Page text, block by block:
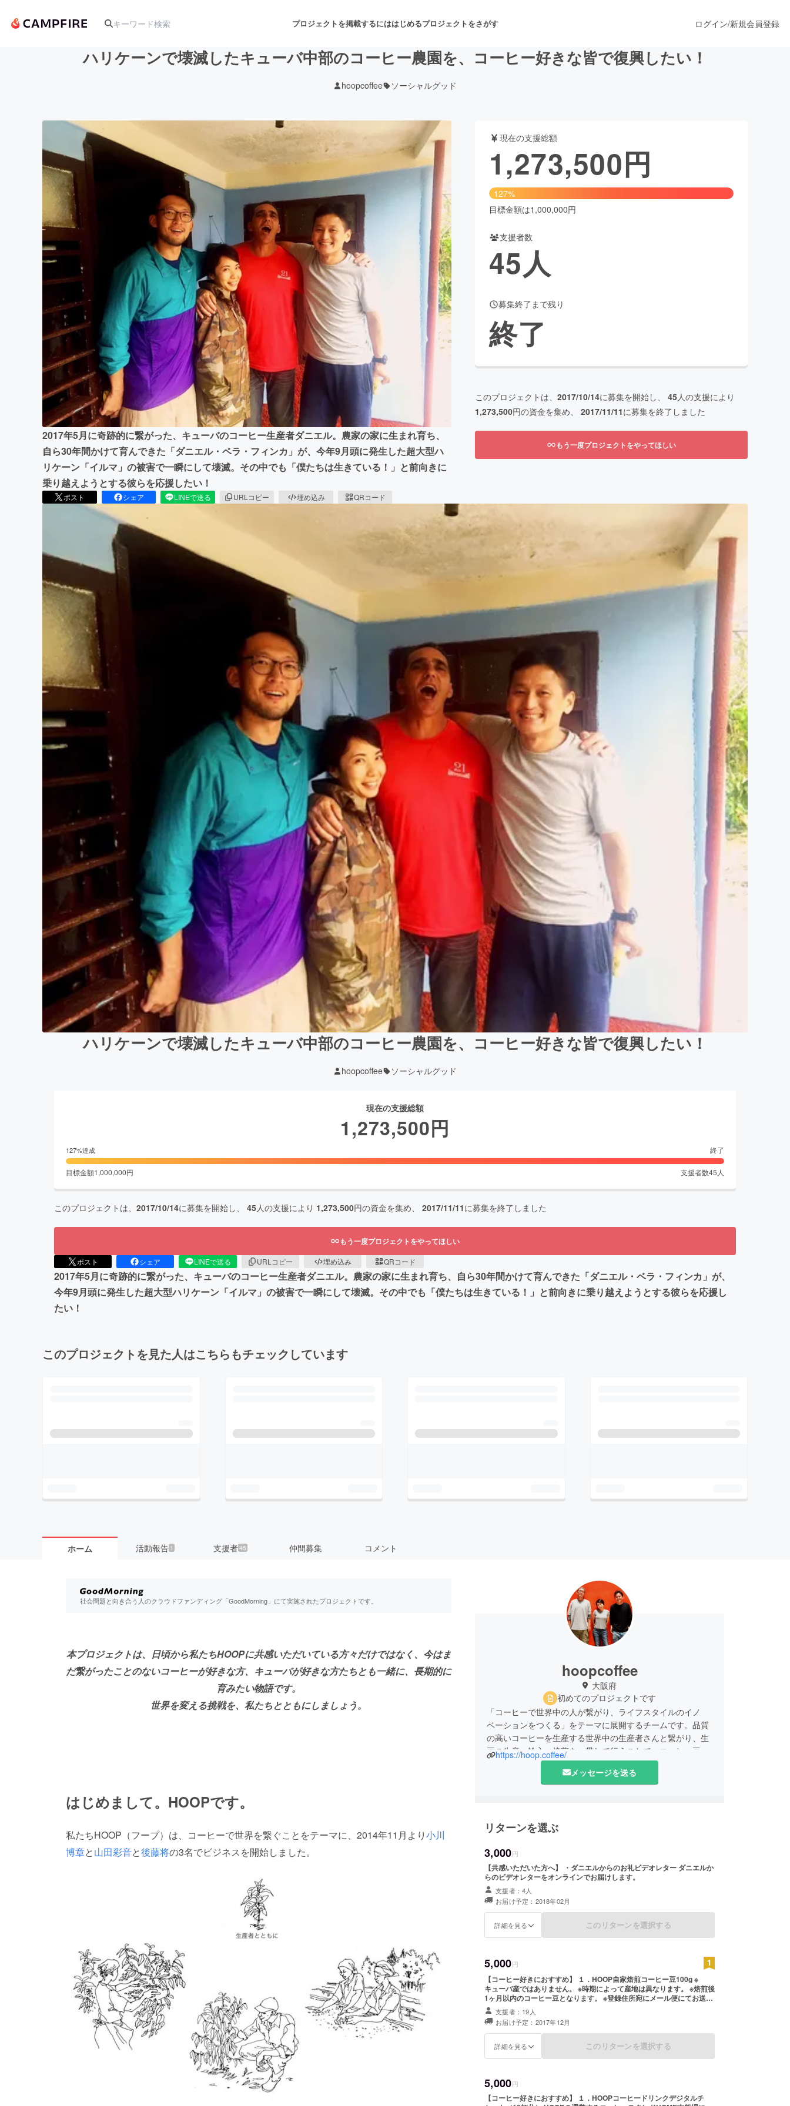
プロジェクトを掲載するにははじめるプロジェクトをさがす
アート・写真 舞台・パフォーマンス
テクノロジー・ガジェット ゲーム・サービス開発 フード・飲食店 ファッション
書籍・雑誌出版 アニメ・漫画
ビジネス・起業 チャレンジ ビューティー・ヘルスケア
まちづくり・地域活性化
CAMPFIRE for Social Good
CAMPFIRE Creation
CAMPFIREふるさと納税
machi-ya
ログイン/新規会員登録
ハリケーンで壊滅したキューバ中部のコーヒー農園を、コーヒー好きな皆で復興したい！
hoopcoffee ソーシャルグッド
2017年5月に奇跡的に繋がった、キューバのコーヒー生産者ダニエル。農家の家に生まれ育ち、
自ら30年間かけて育んできた「ダニエル・ベラ・フィンカ」が、今年9月頭に発生した超大型ハ
リケーン「イルマ」の被害で一瞬にして壊滅。その中でも「僕たちは生きている！」と前向きに
乗り越えようとする彼らを応援したい！
ポスト シェア LINEで送る URLコピー 埋め込み QRコード
現在の支援総額
1,273,500円
127%
目標金額は1,000,000円
支援者数
45人
募集終了まで残り
終了
このプロジェクトは、 2017/10/14に募集を開始し、 45人の支援により
1,273,500円の資金を集め、 2017/11/11に募集を終了しました
もう一度プロジェクトをやってほしい
ハリケーンで壊滅したキューバ中部のコーヒー農園を、コーヒー好きな皆で復興したい！
hoopcoffee ソーシャルグッド
現在の支援総額
1,273,500円
127%達成 終了
目標金額1,000,000円 支援者数45 人
このプロジェクトは、 2017/10/14に募集を開始し、 45人の支援により 1,273,500円の資金を集め、 2017/11/11に募集を終了しました
もう一度プロジェクトをやってほしい
ポスト シェア LINEで送る URLコピー 埋め込み QRコード
2017年5月に奇跡的に繋がった、キューバのコーヒー生産者ダニエル。農家の家に生まれ育ち、自ら30年間かけて育んできた「ダニエル・ベラ・フィンカ」が、
今年9月頭に発生した超大型ハリケーン「イルマ」の被害で一瞬にして壊滅。その中でも「僕たちは生きている！」と前向きに乗り越えようとする彼らを応援し
たい！
このプロジェクトを見た人はこちらもチェックしています
ホーム 活動報告 1 支援者45 仲間募集 コメント
社会問題と向き合う人のクラウドファンディング「GoodMorning」にて実施されたプロジェクトです。
本プロジェクトは、日頃から私たちHOOPに共感いただいている方々だけではなく、今はま
だ繋がったことのないコーヒーが好きな方、キューバが好きな方たちとも一緒に、長期的に
育みたい物語です。
世界を変える挑戦を、私たちとともにしましょう。
はじめまして。HOOPです。
私たちHOOP（フープ）は、コーヒーで世界を繋ぐことをテーマに、2014年11月より小川
博章と山田彩音と後藤将の3名でビジネスを開始しました。
hoopcoffee
大阪府
初めてのプロジェクトです
「コーヒーで世界中の人が繋がり、ライフスタイルのイノ
ベーションをつくる」をテーマに展開するチームです。品質
の高いコーヒーを生産する世界中の生産者さんと繋がり、生
豆の生産、輸入、焙煎を一貫して行うことで、コーヒー豆と
ともに、生産地の特性（土壌、気候、地形）、歴史、文化を
はじめとし、それらを育む生産者さんの暮らしや哲学など、
ひとりの価値観に良い影響を与えるとともに、オーガニッ
続可能な社会づくりの一役を担っていきたいと考えていま
す。
https://hoop.coffee/
メッセージを送る
リターンを選ぶ
3,000円
【共感いただいた方へ】 ・ダニエルからのお礼ビデオレター ダニエルか
らのビデオレターをオンラインでお届けします。
支援者：4人
お届け予定：2018年02月
詳細を見る このリターンを選択する
5,000円
【コーヒー好きにおすすめ】 １．HOOP自家焙煎コーヒー豆100g ※
キューバ産ではありません。 ※時期によって産地は異なります。 ※焙煎後
1ヶ月以内のコーヒー豆となります。 ※登録住所宛にメール便にてお送り
いたします。 ２．ダニエル・ベラ・フィンカのコーヒー焙煎豆200ｇチ
ケット プロジェクトが無事成功した場合、3～5年後、あなたの贈った
コーヒーの苗木から摘んだコーヒー豆をお届けいたします。 ※プロジェ
クト成功の際のみお届けさせていただきます。 ※お届けできない場合も
ございますが、返金などはお受けできません。 ※プロジェクト成功の定
支援者：19人
お届け予定：2017年12月
詳細を見る このリターンを選択する
5,000円
【コーヒー好きにおすすめ】 １．HOOPコーヒードリンクデジタルチ